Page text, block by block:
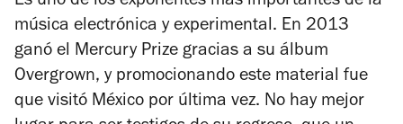
música electrónica y experimental. En 2013
ganó el Mercury Prize gracias a su álbum
Overgrown, y promocionando este material fue
que visitó México por última vez. No hay mejor